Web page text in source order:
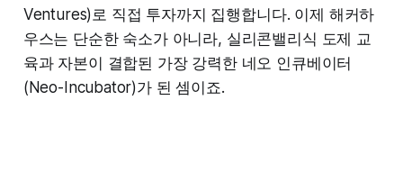
Ventures)로 직접 투자까지 집행합니다. 이제 해커하
우스는 단순한 숙소가 아니라, 실리콘밸리식 도제 교
육과 자본이 결합된 가장 강력한 네오 인큐베이터
(Neo-Incubator)가 된 셈이죠.